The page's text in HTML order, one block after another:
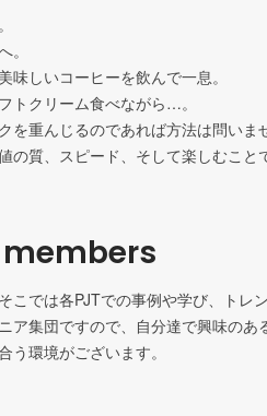
。
しいコーヒーを飲んで一息。
トクリーム食べながら…。
重んじるのであれば方法は問いま
こでは各PJTでの事例や学び、トレ
ア集団ですので、自分達で興味のあ
環境がございます。